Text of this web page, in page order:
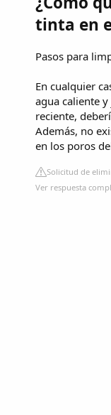
tinta en
Pasos para
En cualquier
agua caliente
reciente,
Además, no
en los poros
Solicitud de
Ver respuesta